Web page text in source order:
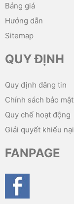
Bảng giá
Hướng dẫn
Sitemap
QUY ĐỊNH
Quy định đăng tin
Chính sách bảo mật
Quy chế hoạt động
Giải quyết khiếu nại
FANPAGE